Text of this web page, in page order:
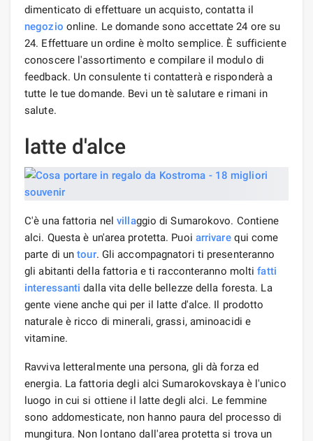
dimenticato di effettuare un acquisto, contatta il
negozio online. Le domande sono accettate 24 ore su
24. Effettuare un ordine è molto semplice. È sufficiente
conoscere l'assortimento e compilare il modulo di
feedback. Un consulente ti contatterà e risponderà a
tutte le tue domande. Bevi un tè salutare e rimani in
salute.
latte d'alce
C'è una fattoria nelvillaggio di Sumarokovo. Contiene
alci. Questa è un'area protetta. Puoi arrivarequi come
parte di untour. Gli accompagnatori ti presenteranno
gli abitanti della fattoria e ti racconteranno moltifatti
interessanti dalla vita delle bellezze della foresta. La
gente viene anche qui per il latte d'alce. Il prodotto
naturale è ricco di minerali, grassi, aminoacidi e
vitamine.
Ravviva letteralmente una persona, gli dà forza ed
energia. La fattoria degli alci Sumarokovskaya è l'unico
luogo in cui si ottiene il latte degli alci. Le femmine
sono addomesticate, non hanno paura del processo di
mungitura. Non lontano dall'area protetta si trova un